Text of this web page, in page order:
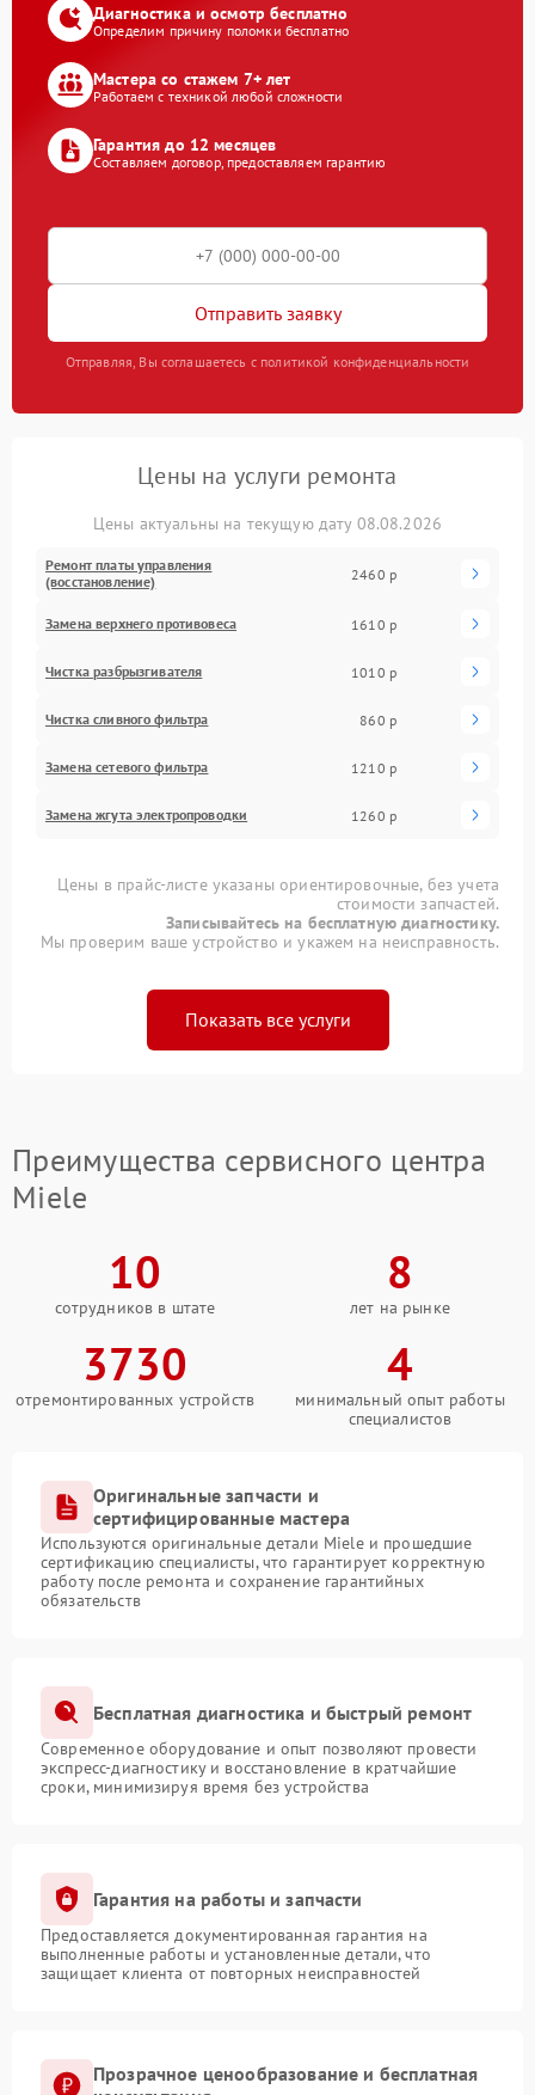
Диагностика и осмотр бесплатно
Определим причину поломки бесплатно
Мастера со стажем 7+ лет
Работаем с техникой любой сложности
Гарантия до 12 месяцев
Составляем договор, предоставляем гарантию
Отправить заявку
Отправляя, Вы соглашаетесь с политикой конфиденциальности
Цены на услуги ремонта
Цены актуальны на текущую дату 08.08.2026
Ремонт платы управления
(восстановление)
2460 р
Замена верхнего противовеса 1610 р
Чистка разбрызгивателя 1010 р
Чистка сливного фильтра 860 р
Замена сетевого фильтра 1210 р
Замена жгута электропроводки 1260 р
Цены в прайс-листе указаны ориентировочные, без учета
стоимости запчастей.
Записывайтесь на бесплатную диагностику.
Мы проверим ваше устройство и укажем на неисправность.
Показать все услуги
Преимущества сервисного центра
Miele
10
сотрудников в штате
8
лет на рынке
3730
отремонтированных устройств
4
минимальный опыт работы
специалистов
Оригинальные запчасти и
сертифицированные мастера
Используются оригинальные детали Miele и прошедшие
сертификацию специалисты, что гарантирует корректную
работу после ремонта и сохранение гарантийных
обязательств
Бесплатная диагностика и быстрый ремонт
Современное оборудование и опыт позволяют провести
экспресс-диагностику и восстановление в кратчайшие
сроки, минимизируя время без устройства
Гарантия на работы и запчасти
Предоставляется документированная гарантия на
выполненные работы и установленные детали, что
защищает клиента от повторных неисправностей
Прозрачное ценообразование и бесплатная